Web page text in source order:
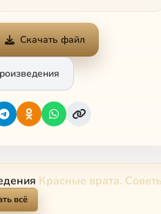
Скачать файл
Красные врата.
всё